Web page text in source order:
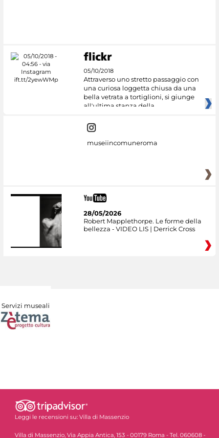
05/10/2018
Attraverso uno stretto passaggio con
una curiosa loggetta chiusa da una
bella vetrata a tortiglioni, si giunge
all'ultima stanza della
museiincomuneroma
28/05/2026
Robert Mapplethorpe. Le forme della
bellezza - VIDEO LIS | Derrick Cross
Servizi museali
Leggi le recensioni su: Villa di Massenzio
Villa di Massenzio, Via Appia Antica, 153 - 00179 Roma - Tel. 060608 -